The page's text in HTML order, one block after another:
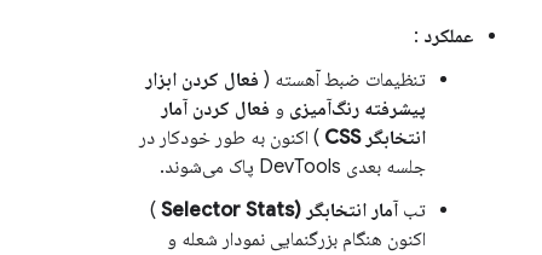
عملکرد :
تنظیمات ضبط آهسته ( فعال کردن ابزار
پیشرفته رنگ‌آمیزی و فعال کردن آمار
انتخابگر CSS
) اکنون به طور خودکار در
جلسه بعدی DevTools پاک می‌شوند.
تب آمار انتخابگر (Selector Stats
)
اکنون هنگام بزرگنمایی نمودار شعله و